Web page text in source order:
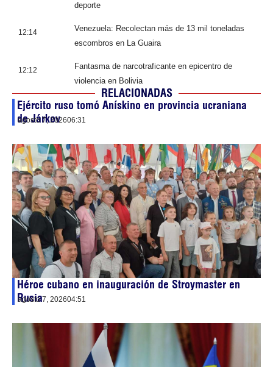
deporte
12:14
Venezuela: Recolectan más de 13 mil toneladas
escombros en La Guaira
12:12
Fantasma de narcotraficante en epicentro de
violencia en Bolivia
RELACIONADAS
Ejército ruso tomó Anískino en provincia ucraniana
de Járkov
agosto 7, 202606:31
Héroe cubano en inauguración de Stroymaster en
Rusia
agosto 7, 202604:51